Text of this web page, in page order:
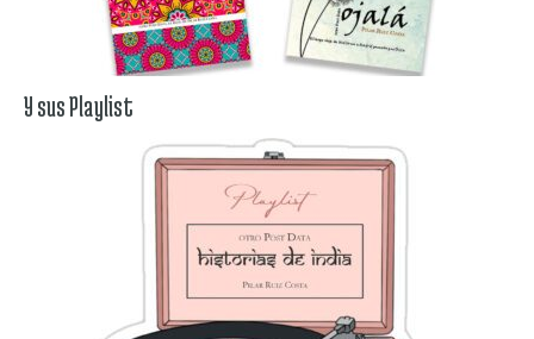
Y sus Playlist